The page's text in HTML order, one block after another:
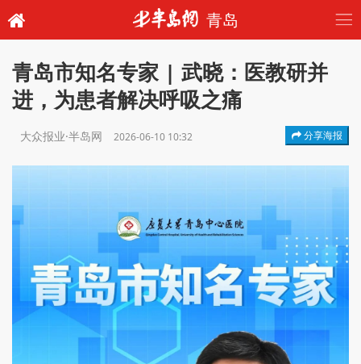
青岛
青岛市知名专家 | 武晓：医教研并
进，为患者解决呼吸之痛
大众报业·半岛网 2026-06-10 10:32 分享海报